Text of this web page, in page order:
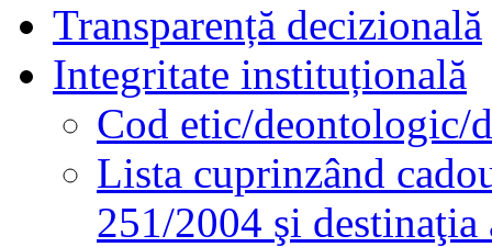
Transparență decizională
Integritate instituțională
Cod etic/deontologic/
Lista cuprinzând
251/2004 şi destinaţia